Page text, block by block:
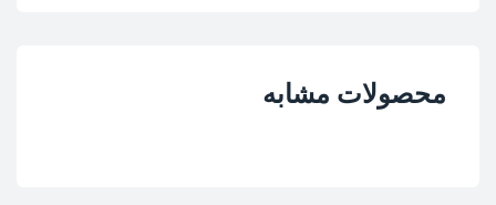
محصولات مشابه